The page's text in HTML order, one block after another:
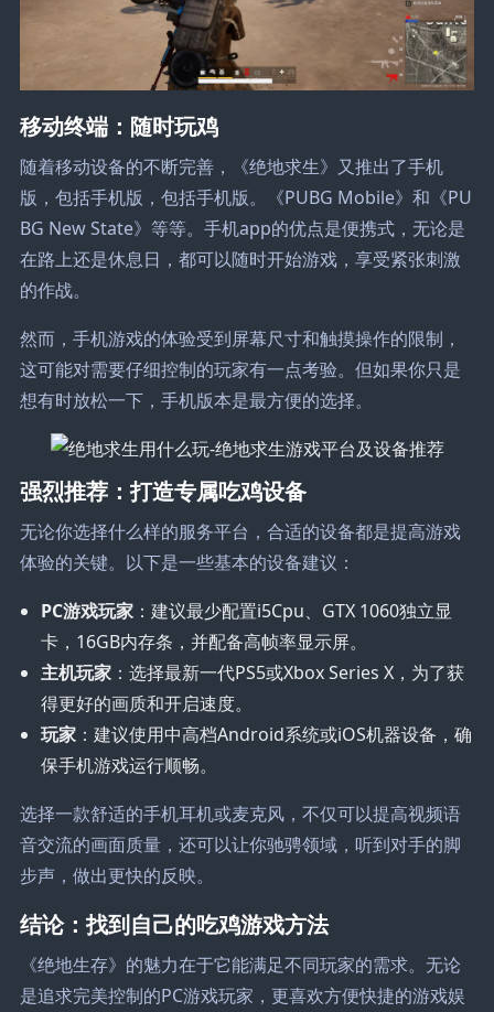
移动终端：随时玩鸡
随着移动设备的不断完善，《绝地求生》又推出了手机
版，包括手机版，包括手机版。《PUBG Mobile》和《PU
BG New State》等等。手机app的优点是便携式，无论是
在路上还是休息日，都可以随时开始游戏，享受紧张刺激
的作战。
然而，手机游戏的体验受到屏幕尺寸和触摸操作的限制，
这可能对需要仔细控制的玩家有一点考验。但如果你只是
想有时放松一下，手机版本是最方便的选择。
强烈推荐：打造专属吃鸡设备
无论你选择什么样的服务平台，合适的设备都是提高游戏
体验的关键。以下是一些基本的设备建议：
PC游戏玩家 ：建议最少配置i5Cpu、GTX 1060独立显
卡，16GB内存条，并配备高帧率显示屏。
主机玩家 ：选择最新一代PS5或Xbox Series X，为了获
得更好的画质和开启速度。
玩家 ：建议使用中高档Android系统或iOS机器设备，确
保手机游戏运行顺畅。
选择一款舒适的手机耳机或麦克风，不仅可以提高视频语
音交流的画面质量，还可以让你驰骋领域，听到对手的脚
步声，做出更快的反映。
结论：找到自己的吃鸡游戏方法
《绝地生存》的魅力在于它能满足不同玩家的需求。无论
是追求完美控制的PC游戏玩家，更喜欢方便快捷的游戏娱